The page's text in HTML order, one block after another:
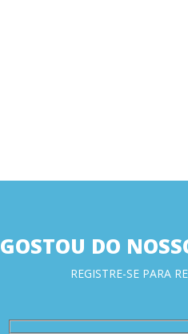
GOSTOU DO
REGISTRE-SE PARA